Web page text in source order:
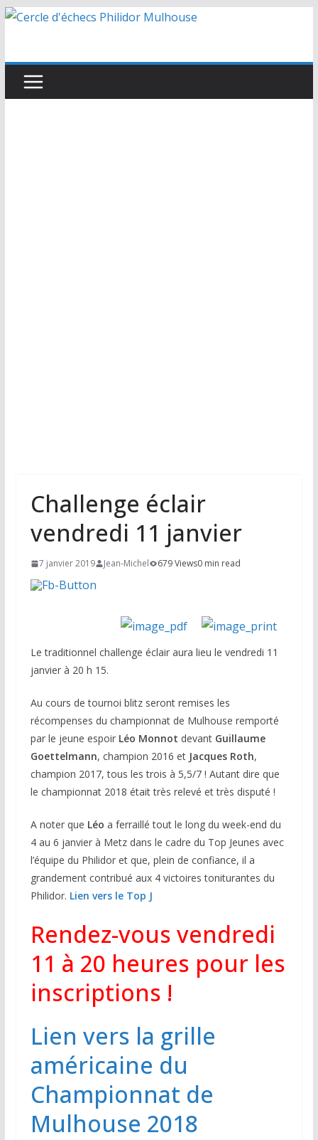
Passer
Challenge éclair
vendredi 11 janvier
7 janvier 2019 Jean-Michel 679 Views0 min read
Le traditionnel challenge éclair aura lieu le vendredi 11
janvier à 20 h 15.
Au cours de tournoi blitz seront remises les
récompenses du championnat de Mulhouse remporté
par le jeune espoir Léo Monnot devant Guillaume
Goettelmann, champion 2016 et Jacques Roth,
champion 2017, tous les trois à 5,5/7 ! Autant dire que
le championnat 2018 était très relevé et très disputé !
A noter que Léo a ferraillé tout le long du week-end du
4 au 6 janvier à Metz dans le cadre du Top Jeunes avec
l’équipe du Philidor et que, plein de confiance, il a
grandement contribué aux 4 victoires toniturantes du
Philidor. Lien vers le Top J
Rendez-vous vendredi
11 à 20 heures pour les
inscriptions !
Lien vers la grille
américaine du
Championnat de
Mulhouse 2018